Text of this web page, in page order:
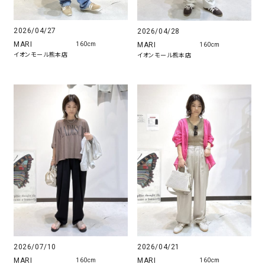
2026/04/27
MARI
イオンモール熊本店
160cm
2026/04/28
MARI
イオンモール熊本店
160cm
2026/07/10
MARI
160cm
2026/04/21
MARI
160cm